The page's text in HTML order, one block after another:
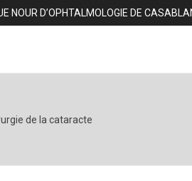
NOUR D’OPHTALMOLOGIE DE
de la cataracte